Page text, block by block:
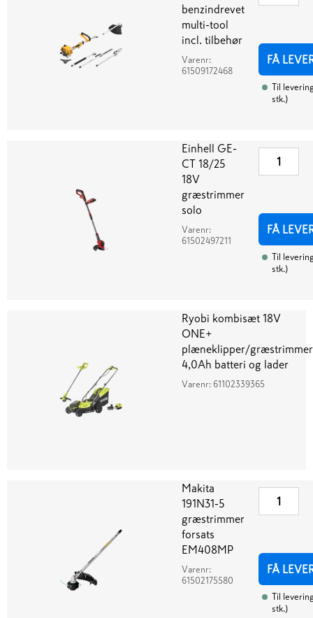
benzindrevet
multi-tool
incl. tilbehør
Varenr:
61509172468
FÅ
Til
stk.)
Einhell GE-
CT 18/25
18V
græstrimmer
solo
Varenr:
61502497211
FÅ
Til
stk.)
Ryobi kombisæt 18V
ONE+
plæneklipper/græstrimmer
4,0Ah batteri og lader
Varenr: 61102339365
Makita
191N31-5
græstrimmer
forsats
EM408MP
Varenr:
61502175580
FÅ
Til
stk.)